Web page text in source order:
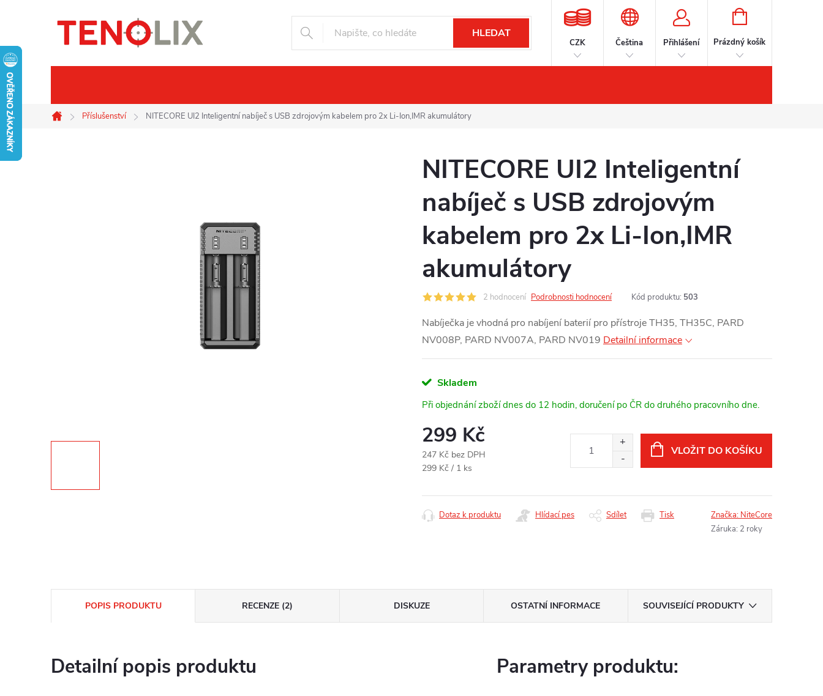
HLEDAT
CZK Čeština Přihlášení
NÁKUPNÍ
Prázdný košík
Domů
Příslušenství NITECORE UI2 Inteligentní nabíječ s USB zdrojovým kabelem pro 2x Li-Ion,IMR akumulátory
NITECORE UI2 Inteligentní
nabíječ s USB zdrojovým
kabelem pro 2x Li-Ion,IMR
akumulátory
2 hodnocení Podrobnosti hodnocení Kód produktu: 503
Nabíječka je vhodná pro nabíjení baterií pro přístroje TH35, TH35C, PARD
NV008P, PARD NV007A, PARD NV019 Detailní informace
Skladem
Při objednání zboží dnes do 12 hodin, doručení po ČR do druhého pracovního dne.
299 Kč
247 Kč bez DPH
Měrná
299 Kč / 1 ks
VLOŽIT DO KOŠÍKU
Tisk
Dotaz k produktu Hlídací pes Sdílet Značka: NiteCore
Záruka: 2 roky
POPIS PRODUKTU RECENZE (2) DISKUZE OSTATNÍ INFORMACE SOUVISEJÍCÍ PRODUKTY
Detailní popis produktu Parametry produktu: